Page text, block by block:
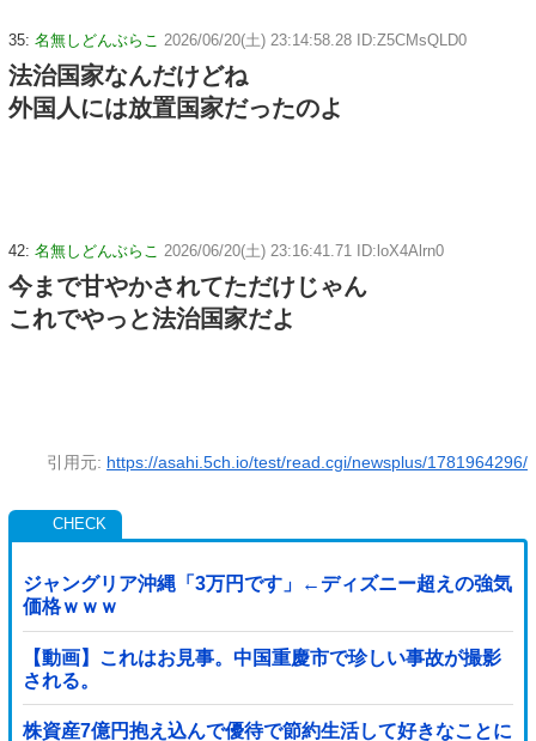
35: 名無しどんぶらこ 2026/06/20(土) 23:14:58.28 ID:Z5CMsQLD0
法治国家なんだけどね
外国人には放置国家だったのよ
42: 名無しどんぶらこ 2026/06/20(土) 23:16:41.71 ID:loX4Alrn0
今まで甘やかされてただけじゃん
これでやっと法治国家だよ
引用元: https://asahi.5ch.io/test/read.cgi/newsplus/1781964296/
ジャングリア沖縄「3万円です」←ディズニー超えの強気
価格ｗｗｗ
【動画】これはお見事。中国重慶市で珍しい事故が撮影
される。
株資産7億円抱え込んで優待で節約生活して好きなことに